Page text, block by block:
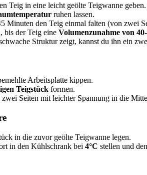
Teig in eine leicht geölte Teigwanne geben.
ruhen lassen.
Minuten den Teig einmal falten (von zwei
bis der Teig eine Volumenzunahme von
Struktur zeigt, kannst du ihn ein
Arbeitsplatte kippen.
Teigstück formen.
Seiten mit leichter Spannung in die
in die zuvor geölte Teigwanne legen.
in den Kühlschrank bei 4°C stellen und